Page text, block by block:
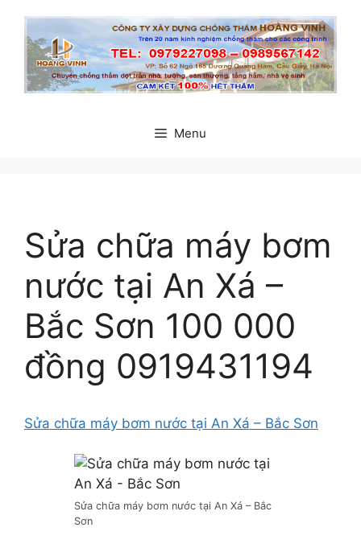
dung
Menu
Sửa chữa máy bơm
nước tại An Xá –
Bắc Sơn 100 000
đồng 0919431194
Sửa chữa máy bơm nước tại An Xá – Bắc Sơn
Sửa chữa máy bơm nước tại An Xá – Bắc
Sơn